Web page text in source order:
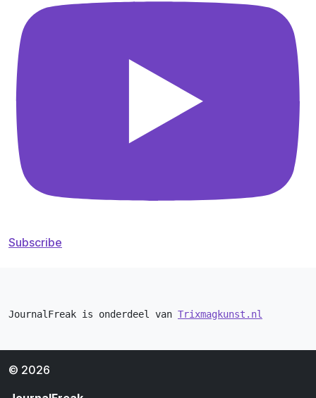
Subscribe
JournalFreak is onderdeel van Trixmagkunst.nl
© 2026